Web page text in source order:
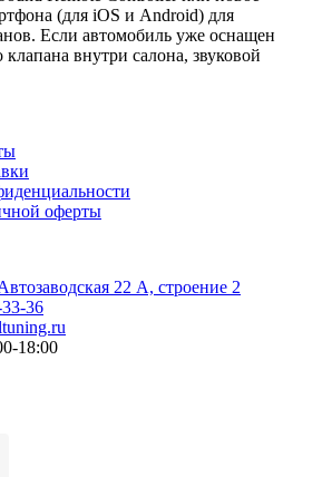
(для iOS и Android) для
Если автомобиль уже оснащен
внутри салона, звуковой
оферты
22 А, строение 2
36
18:00